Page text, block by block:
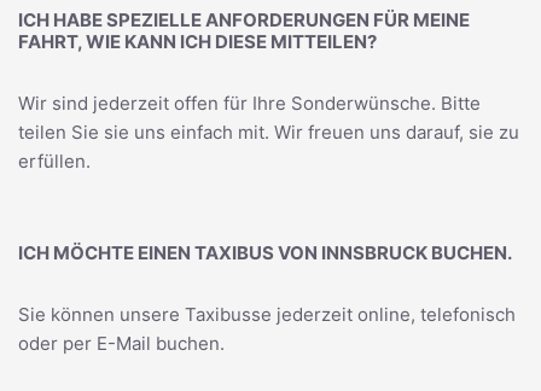
ICH HABE SPEZIELLE ANFORDERUNGEN FÜR MEINE
FAHRT, WIE KANN ICH DIESE MITTEILEN?
Wir sind jederzeit offen für Ihre Sonderwünsche. Bitte
teilen Sie sie uns einfach mit. Wir freuen uns darauf, sie zu
erfüllen.
ICH MÖCHTE EINEN TAXIBUS VON INNSBRUCK BUCHEN.
Sie können unsere Taxibusse jederzeit online, telefonisch
oder per E-Mail buchen.